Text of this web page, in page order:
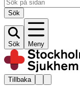
Sök
Sök Meny
Tillbaka